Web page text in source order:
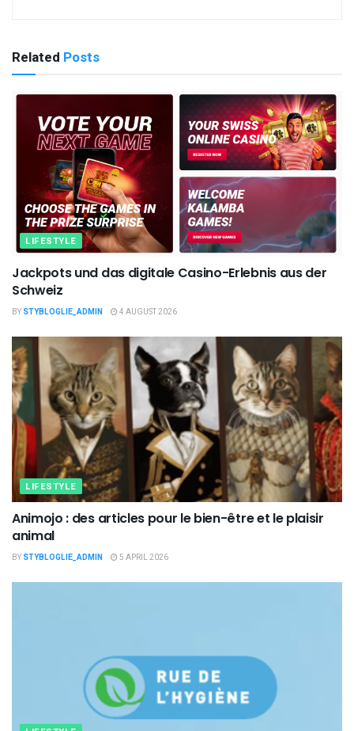
Related Posts
LIFESTYLE
Jackpots und das digitale Casino-Erlebnis aus der
Schweiz
BY STYBLOGLIE_ADMIN 4 AUGUST 2026
LIFESTYLE
Animojo : des articles pour le bien-être et le plaisir
animal
BY STYBLOGLIE_ADMIN 5 APRIL 2026